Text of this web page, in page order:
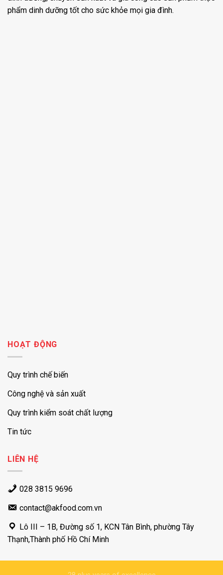
phẩm dinh dưỡng tốt cho sức khỏe mọi gia đình.
HOẠT ĐỘNG
Quy trình chế biến
Công nghệ và sản xuất
Quy trình kiểm soát chất lượng
Tin tức
LIÊN HỆ
028 3815 9696
contact@akfood.com.vn
Lô III – 1B, Đường số 1, KCN Tân Bình, phường Tây
Thạnh,Thành phố Hồ Chí Minh